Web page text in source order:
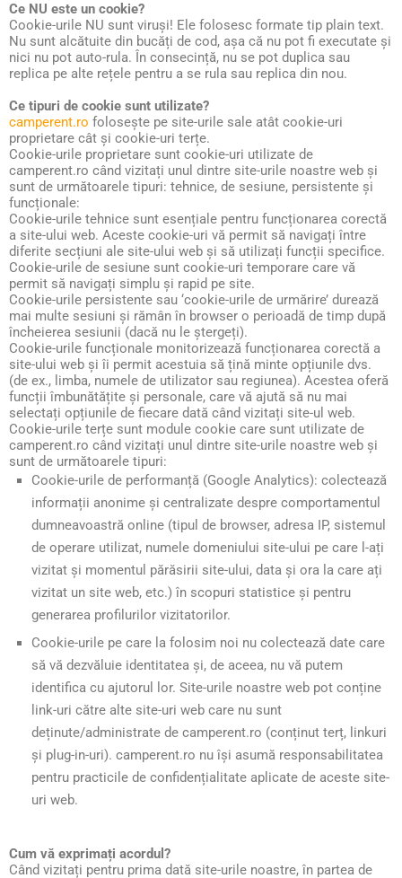
Ce NU este un cookie?
Cookie-urile NU sunt viruși! Ele folosesc formate tip plain text.
Nu sunt alcătuite din bucăți de cod, așa că nu pot fi executate și
nici nu pot auto-rula. În consecință, nu se pot duplica sau
replica pe alte rețele pentru a se rula sau replica din nou.
Ce tipuri de cookie sunt utilizate?
camperent.ro folosește pe site-urile sale atât cookie-uri
proprietare cât și cookie-uri terțe.
Cookie-urile proprietare sunt cookie-uri utilizate de
camperent.ro când vizitați unul dintre site-urile noastre web și
sunt de următoarele tipuri: tehnice, de sesiune, persistente și
funcționale:
Cookie-urile tehnice sunt esențiale pentru funcționarea corectă
a site-ului web. Aceste cookie-uri vă permit să navigați între
diferite secțiuni ale site-ului web și să utilizați funcții specifice.
Cookie-urile de sesiune sunt cookie-uri temporare care vă
permit să navigați simplu și rapid pe site.
Cookie-urile persistente sau ‘cookie-urile de urmărire’ durează
mai multe sesiuni și rămân în browser o perioadă de timp după
încheierea sesiunii (dacă nu le ștergeți).
Cookie-urile funcționale monitorizează funcționarea corectă a
site-ului web și îi permit acestuia să țină minte opțiunile dvs.
(de ex., limba, numele de utilizator sau regiunea). Acestea oferă
funcții îmbunătățite și personale, care vă ajută să nu mai
selectați opțiunile de fiecare dată când vizitați site-ul web.
Cookie-urile terțe sunt module cookie care sunt utilizate de
camperent.ro când vizitați unul dintre site-urile noastre web și
sunt de următoarele tipuri:
Cookie-urile de performanță (Google Analytics): colectează
informații anonime și centralizate despre comportamentul
dumneavoastră online (tipul de browser, adresa IP, sistemul
de operare utilizat, numele domeniului site-ului pe care l-ați
vizitat și momentul părăsirii site-ului, data și ora la care ați
vizitat un site web, etc.) în scopuri statistice și pentru
generarea profilurilor vizitatorilor.
Cookie-urile pe care la folosim noi nu colectează date care
să vă dezvăluie identitatea și, de aceea, nu vă putem
identifica cu ajutorul lor. Site-urile noastre web pot conține
link-uri către alte site-uri web care nu sunt
deținute/administrate de camperent.ro (conținut terț, linkuri
și plug-in-uri). camperent.ro nu își asumă responsabilitatea
pentru practicile de confidențialitate aplicate de aceste site-
uri web.
Cum vă exprimați acordul?
Când vizitați pentru prima dată site-urile noastre, în partea de